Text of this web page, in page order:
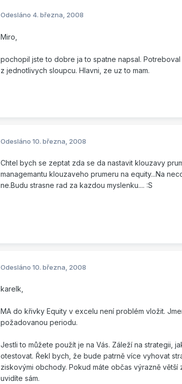
Odesláno 4. března, 2008
Miro,
pochopil jste to dobre ja to spatne napsal.
z jednotlivych sloupcu. Hlavni, ze uz to mam.
Odesláno 10. března, 2008
Chtel bych se zeptat zda se da nastavit klouzavy
managemantu klouzaveho prumeru na equity...Na
ne.Budu strasne rad za kazdou myslenku.... :S
Odesláno 10. března, 2008
karelk,
MA do křivky Equity v excelu není problém vložit.
požadovanou periodu.
Jestli to můžete použít je na Vás. Záleží na strategii,
otestovat. Řekl bych, že bude patrně více vyhovat
ziskovými obchody. Pokud máte občas výrazně
uvidíte sám.